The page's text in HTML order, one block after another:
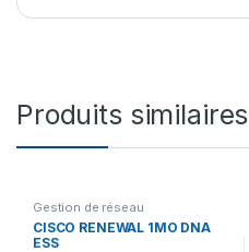
Produits similaires
Gestion de réseau
CISCO RENEWAL 1MO DNA
ESS